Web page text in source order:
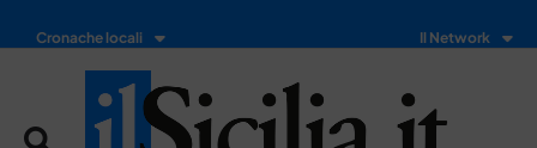
Cronache locali Il Network